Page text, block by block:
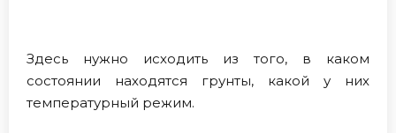
Здесь нужно исходить из того, в каком
состоянии находятся грунты, какой у них
температурный режим.